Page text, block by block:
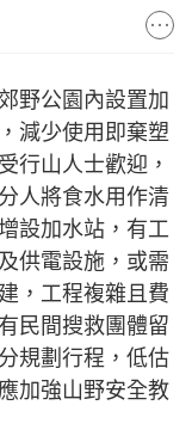
野公園內設置加
減少使用即棄塑
行山人士歡迎，
人將食水用作清
設加水站，有工
供電設施，或需
，工程複雜且費
民間搜救團體留
規劃行程，低估
加強山野安全教